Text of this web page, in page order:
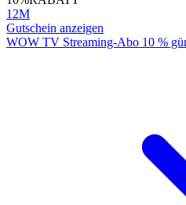
12M
Gutschein anzeigen
WOW TV Streaming-Abo 10 %